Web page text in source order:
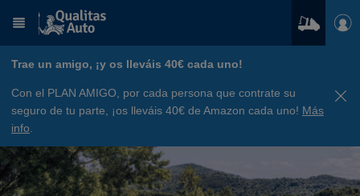
Trae un amigo, ¡y os lleváis 40€ cada uno!
Con el PLAN AMIGO, por cada persona que contrate su
seguro de tu parte, ¡os lleváis 40€ de Amazon cada uno! Más
info